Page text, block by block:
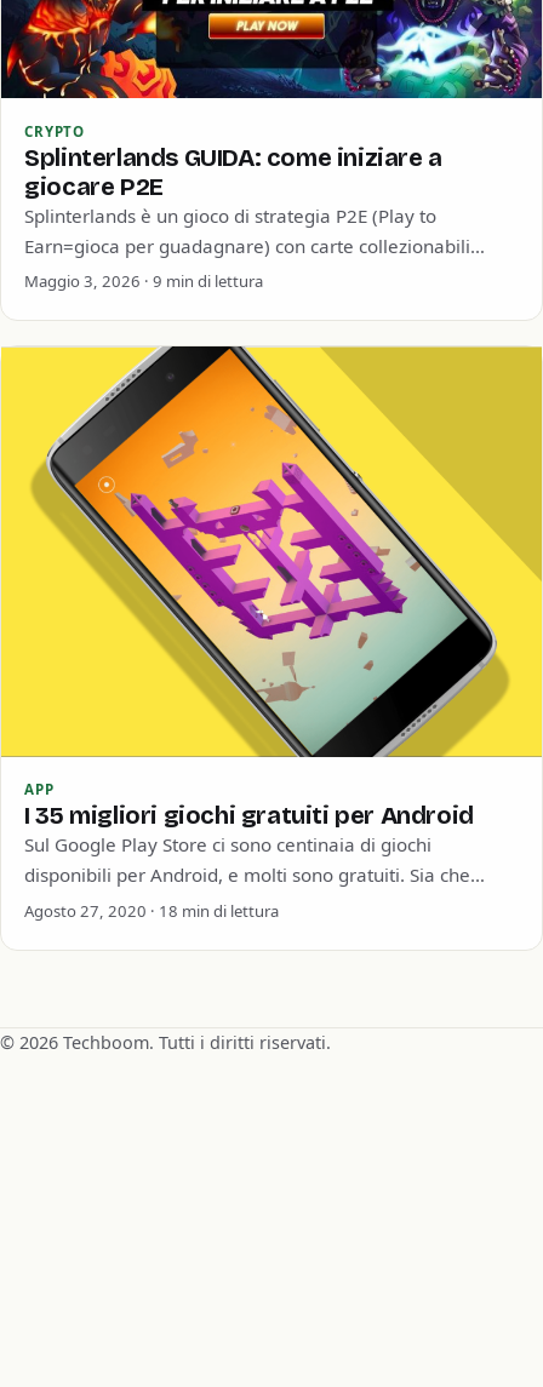
CRYPTO
Splinterlands GUIDA: come iniziare a
giocare P2E
Splinterlands è un gioco di strategia P2E (Play to
Earn=gioca per guadagnare) con carte collezionabili
basato su blockchain. Il gameplay di base…
Maggio 3, 2026 · 9 min di lettura
APP
I 35 migliori giochi gratuiti per Android
Sul Google Play Store ci sono centinaia di giochi
disponibili per Android, e molti sono gratuiti. Sia che
siano supportati da annunci…
Agosto 27, 2020 · 18 min di lettura
© 2026 Techboom. Tutti i diritti riservati.